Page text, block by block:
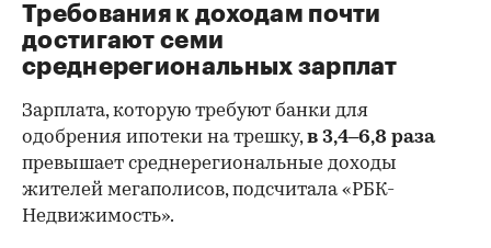
Требования к доходам почти
достигают семи
среднерегиональных зарплат
Зарплата, которую требуют банки для
одобрения ипотеки на трешку,в 3,4–6,8 раза
превышает среднерегиональные доходы
жителей мегаполисов, подсчитала «РБК-
Недвижимость».